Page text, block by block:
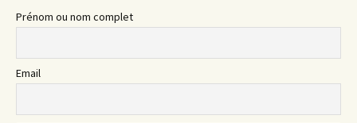
Prénom ou nom complet
Email